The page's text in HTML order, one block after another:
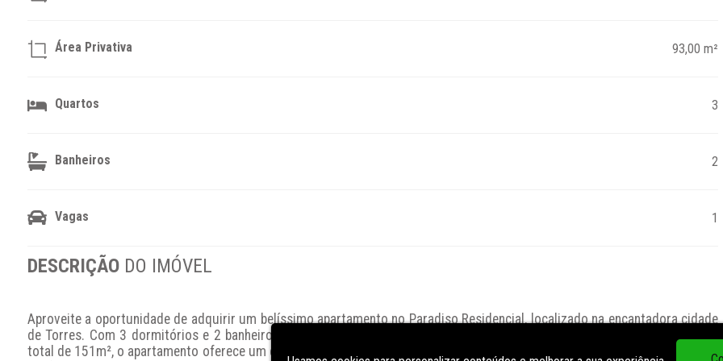
Área Privativa 93,00 m²
Quartos 3
Banheiros 2
Vagas 1
DESCRIÇÃO DO IMÓVEL
Aproveite a oportunidade de adquirir um belíssimo apartamento no Paradiso Residencial, localizado na encantadora cidade
de Torres. Com 3 dormitórios e 2 banheiros, este imóvel é ideal para quem busca conforto e praticidade. Com uma área
total de 151m², o apartamento oferece um espaço amplo e bem distribuído, perfeito para acomodar sua família com todo o